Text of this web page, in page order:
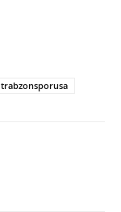
trabzonsporusa